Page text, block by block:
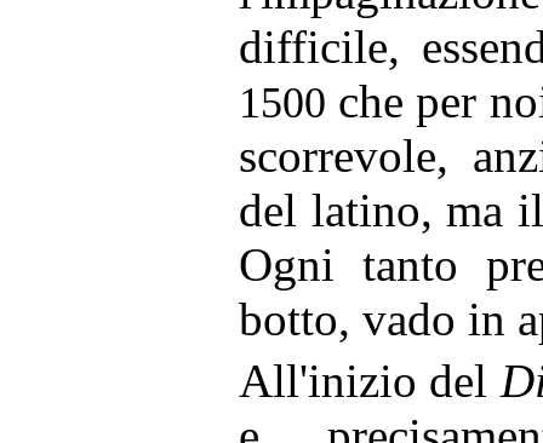
difficile,
1500 che per
scorrevole,
del latino, ma
Ogni tanto
botto, vado in
All'inizio del